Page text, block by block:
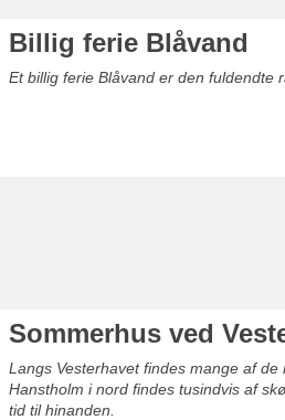
Billig ferie Blåvand
Et billig ferie Blåvand er den fuldendte
Sommerhus ved
Langs Vesterhavet findes mange af
Hanstholm i nord findes tusindvis af
tid til hinanden.